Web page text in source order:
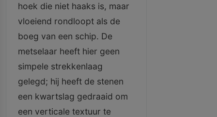
hoek die niet haaks is, maar
vloeiend rondloopt als de
boeg van een schip. De
metselaar heeft hier geen
simpele strekkenlaag
gelegd; hij heeft de stenen
een kwartslag gedraaid om
een verticale textuur te